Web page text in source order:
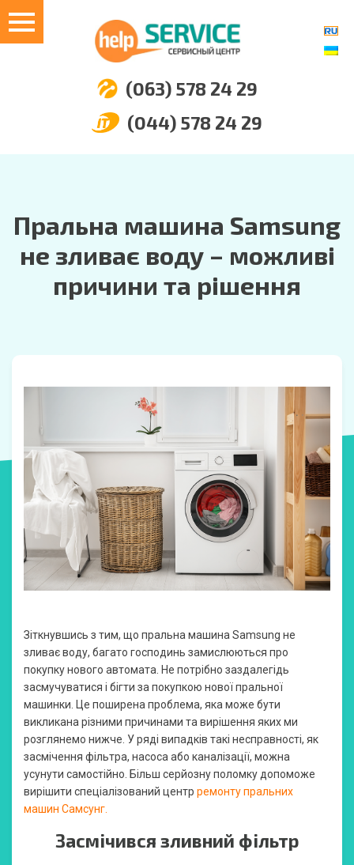
(063) 578 24 29
(044) 578 24 29
Пральна машина Samsung
не зливає воду – можливі
причини та рішення
Зіткнувшись з тим, що пральна машина Samsung не
зливає воду, багато господинь замислюються про
покупку нового автомата. Не потрібно заздалегідь
засмучуватися і бігти за покупкою нової пральної
машинки. Це поширена проблема, яка може бути
викликана різними причинами та вирішення яких ми
розглянемо нижче. У ряді випадків такі несправності, як
засмічення фільтра, насоса або каналізації, можна
усунути самостійно. Більш серйозну поломку допоможе
вирішити спеціалізований центр ремонту пральних
машин Самсунг.
Засмічився зливний фільтр